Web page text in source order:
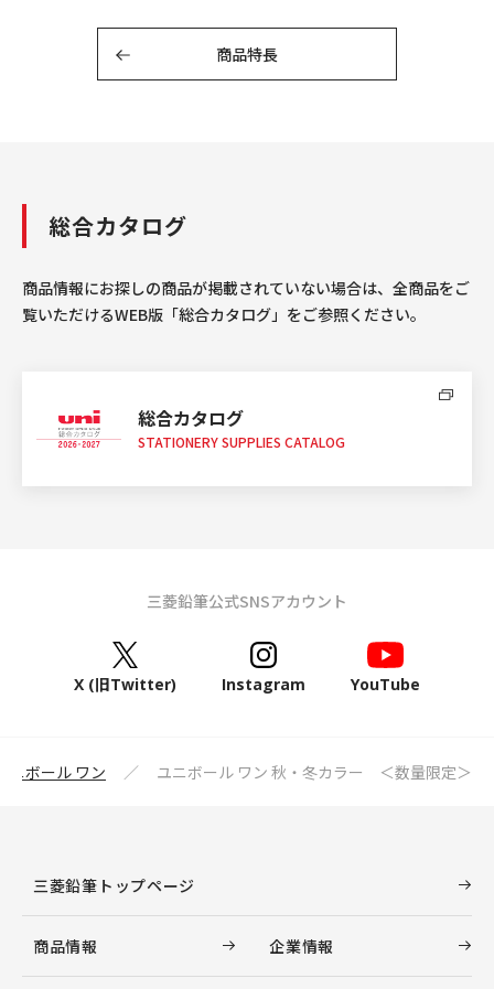
商品特長
総合カタログ
商品情報にお探しの商品が掲載されていない場合は、全商品をご
覧いただけるWEB版「総合カタログ」をご参照ください。
総合カタログ
STATIONERY SUPPLIES CATALOG
三菱鉛筆公式SNSアカウント
X (旧Twitter) Instagram YouTube
ニボール ワン ユニボール ワン 秋・冬カラー ＜数量限定＞
三菱鉛筆トップページ
商品情報 企業情報